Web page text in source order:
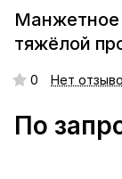
Манжетное
тяжёлой
0 Нет
По